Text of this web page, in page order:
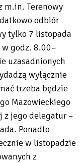
m.in. Terenowy
odbiór
tylko 7 listopada
godz. 8.00–
uzasadnionych
wyłącznie
trzeba będzie
Mazowieckiego
z jego delegatur –
Ponadto
w listopadzie
z